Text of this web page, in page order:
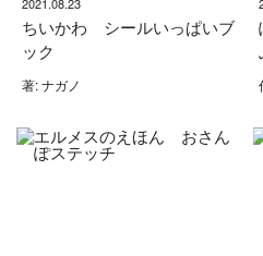
2021.08.23
ちいかわ シールいっぱいブ
ック
著: ナガノ